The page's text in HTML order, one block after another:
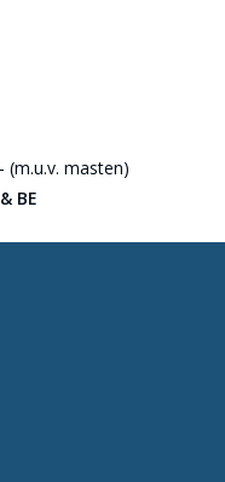
(m.u.v. masten)
BE